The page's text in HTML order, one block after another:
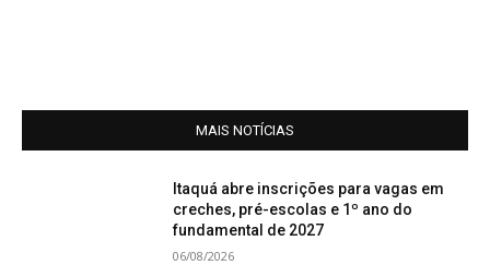
MAIS NOTÍCIAS
Itaquá abre inscrições para vagas em
creches, pré-escolas e 1º ano do
fundamental de 2027
06/08/2026